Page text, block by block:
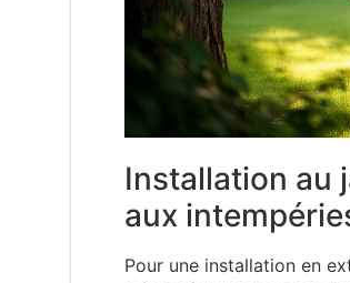
Installation au
aux
Pour une installation en